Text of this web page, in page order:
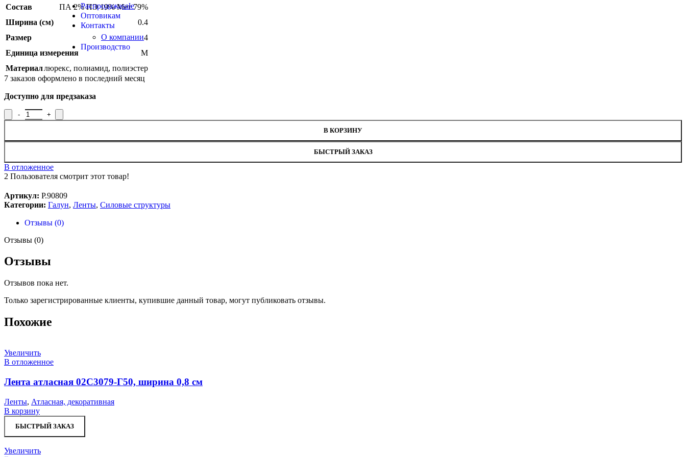
Распродажаsale
Оптовикам
Контакты
О компании
Производство
Состав
ПА 2% ПЭ 19% Мет 79%
Ширина (см)
0.4
Размер
4
Единица измерения
М
Материаллюрекс, полиамид, полиэстер
7 заказов оформлено в последний месяц
Доступно для предзаказа
В КОРЗИНУ
БЫСТРЫЙ ЗАКАЗ
В отложенное
2 Пользователя смотрит этот товар!
Артикул: Р.90809
Категории: Галун, Ленты, Силовые структуры
Отзывы (0)
Отзывы (0)
Отзывы
Отзывов пока нет.
Только зарегистрированные клиенты, купившие данный товар, могут публиковать отзывы.
Похожие
Увеличить
В отложенное
Лента атласная 02С3079-Г50, ширина 0,8 см
Ленты, Атласная, декоративная
В корзину
БЫСТРЫЙ ЗАКАЗ
Увеличить